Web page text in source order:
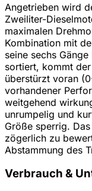
Angetrieben wird
Zweiliter-
maximalen
Kombination mit
seine sechs
sortiert, kommt
überstürzt voran
vorhandener
weitgehend
unrumpelig und
Größe sperrig.
zögerlich zu
Abstammung des
Verbrauch &